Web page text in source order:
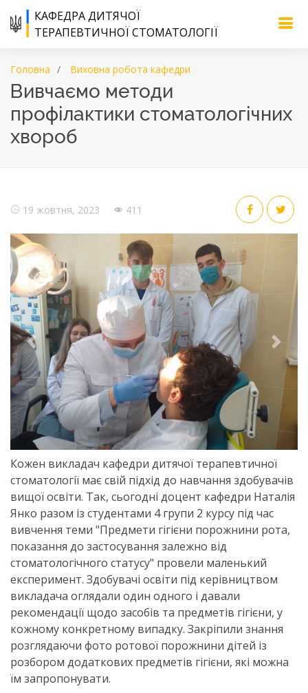
КАФЕДРА ДИТЯЧОЇ
ТЕРАПЕВТИЧНОЇ СТОМАТОЛОГІЇ
Головна Виховна робота кафедри
Вивчаємо методи
профілактики стоматологічних
хвороб
19 жовтня, 2023 411
Previous Next
Кожен викладач кафедри дитячої терапевтичної
стоматології має свій підхід до навчання здобувачів
вищої освіти. Так, сьогодні доцент кафедри Наталія
Янко разом із студентами 4 групи 2 курсу під час
вивчення теми "Предмети гігієни порожнини рота,
показання до застосування залежно від
стоматологічного статусу" провели маленький
експеримент. Здобувачі освіти під керівництвом
викладача оглядали один одного і давали
рекомендації щодо засобів та предметів гігієни, у
кожному конкретному випадку. Закріпили знання
розглядаючи фото ротової порожнини дітей із
розбором додаткових предметів гігієни, які можна
їм запропонувати.